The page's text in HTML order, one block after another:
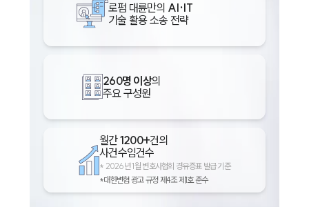
로펌 대륜만의 AI·IT
기술 활용 소송 전략
260명 이상의
주요 구성원
월간1200+건의
사건수임건수
* 2026년 1월 변호사협회 경유증표 발급 기준
*대한변협 광고 규정 제4조 제1호 준수